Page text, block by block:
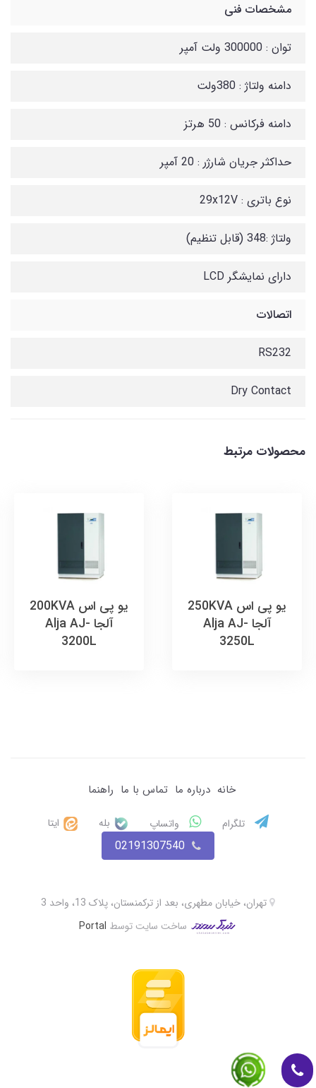
مشخصات فنی
توان : 300000 ولت آمپر
دامنه ولتاژ : 380ولت
دامنه فرکانس : 50 هرتز
حداکثر جریان شارژر : 20 آمپر
نوع باتری : 29x12V
ولتاژ :348 (قابل تنظیم)
دارای نمایشگر LCD
اتصالات
RS232
Dry Contact
محصولات مرتبط
یو پی اس 250KVA
آلجا Alja AJ-
3250L
یو پی اس 200KVA
آلجا Alja AJ-
3200L
خانه درباره ما تماس با ما راهنما
تلگرام واتساپ بله ایتا
02191307540
ساخت سایت توسط Portal
تهران، خیابان مطهری، بعد از ترکمنستان، پلاک 13، واحد 3